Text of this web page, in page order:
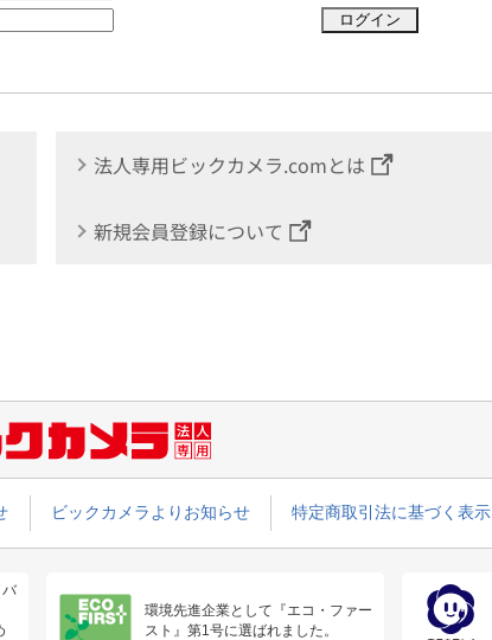
法人専用ビックカメラ.comとは
新規会員登録について
ビックカメラよりお知らせ 特定商取引法に基づく表示
環境先進企業として『エコ・ファー
スト』第1号に選ばれました。